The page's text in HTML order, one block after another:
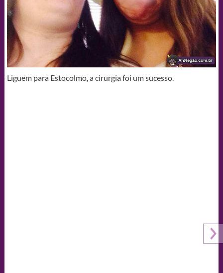
Liguem para Estocolmo, a cirurgia foi um sucesso.